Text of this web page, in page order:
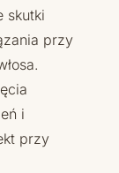
skutki
przy
i
przy